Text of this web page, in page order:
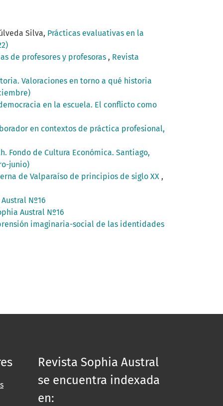
Silva, Prácticas evaluativas en la
de profesores y profesoras , Revista
Valoraciones en torno a qué historia
en la escuela. El conflicto como
en contextos de práctica profesional,
Fondo de Cultura Económica. Santiago,
junio)
de Valparaíso de principios de siglo XX ,
Nº16
Austral Nº16
imaginaria-social de las identidades
Revista Sophia Austral
se encuentra indexada
en: